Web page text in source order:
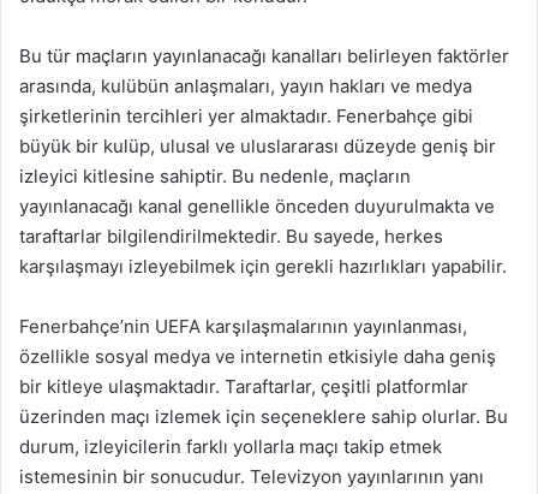
Bu tür maçların yayınlanacağı kanalları belirleyen faktörler
arasında, kulübün anlaşmaları, yayın hakları ve medya
şirketlerinin tercihleri yer almaktadır. Fenerbahçe gibi
büyük bir kulüp, ulusal ve uluslararası düzeyde geniş bir
izleyici kitlesine sahiptir. Bu nedenle, maçların
yayınlanacağı kanal genellikle önceden duyurulmakta ve
taraftarlar bilgilendirilmektedir. Bu sayede, herkes
karşılaşmayı izleyebilmek için gerekli hazırlıkları yapabilir.
Fenerbahçe’nin UEFA karşılaşmalarının yayınlanması,
özellikle sosyal medya ve internetin etkisiyle daha geniş
bir kitleye ulaşmaktadır. Taraftarlar, çeşitli platformlar
üzerinden maçı izlemek için seçeneklere sahip olurlar. Bu
durum, izleyicilerin farklı yollarla maçı takip etmek
istemesinin bir sonucudur. Televizyon yayınlarının yanı